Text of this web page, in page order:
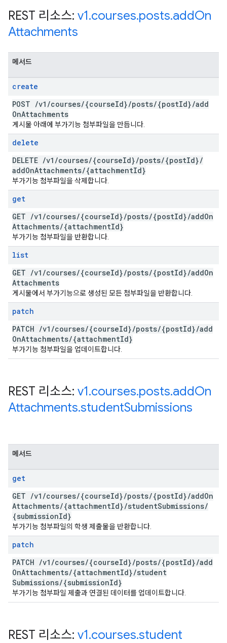
REST 리소스: v1.courses.posts.addOn
Attachments
메서드
create
POST /v1 /courses/{courseId}/posts/{postId}/add
OnAttachments
게시물 아래에 부가기능 첨부파일을 만듭니다.
delete
DELETE /v1 /courses/{courseId}/posts/{postId}/
addOnAttachments/{attachmentId}
부가기능 첨부파일을 삭제합니다.
get
GET /v1 /courses/{courseId}/posts/{postId}/addOn
Attachments/{attachmentId}
부가기능 첨부파일을 반환합니다.
list
GET /v1 /courses/{courseId}/posts/{postId}/addOn
Attachments
게시물에서 부가기능으로 생성된 모든 첨부파일을 반환합니다.
patch
PATCH /v1 /courses/{courseId}/posts/{postId}/add
OnAttachments/{attachmentId}
부가기능 첨부파일을 업데이트합니다.
REST 리소스: v1.courses.posts.addOn
Attachments.studentSubmissions
메서드
get
GET /v1 /courses/{courseId}/posts/{postId}/addOn
Attachments/{attachmentId}/studentSubmissions/
{submissionId}
부가기능 첨부파일의 학생 제출물을 반환합니다.
patch
PATCH /v1 /courses/{courseId}/posts/{postId}/add
OnAttachments/{attachmentId}/student
Submissions/{submissionId}
부가기능 첨부파일 제출과 연결된 데이터를 업데이트합니다.
REST 리소스: v1.courses.student